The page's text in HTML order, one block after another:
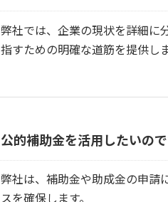
弊社では、企業の現状を詳細に
指すための明確な道筋を提供しま
公的補助金を活用したいの
弊社は、補助金や助成金の申請
スを確保します。